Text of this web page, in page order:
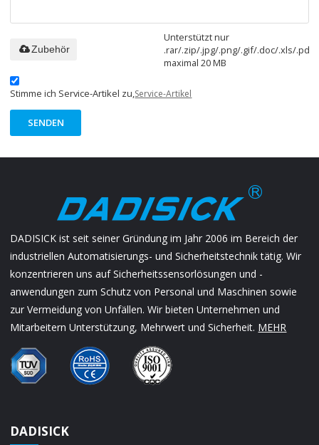
Unterstützt nur
.rar/.zip/.jpg/.png/.gif/.doc/.xls/.pdf,
maximal 20 MB
Zubehör
Stimme ich Service-Artikel zu,Service-Artikel
SENDEN
DADISICK ist seit seiner Gründung im Jahr 2006 im Bereich der
industriellen Automatisierungs- und Sicherheitstechnik tätig. Wir
konzentrieren uns auf Sicherheitssensorlösungen und -
anwendungen zum Schutz von Personal und Maschinen sowie
zur Vermeidung von Unfällen. Wir bieten Unternehmen und
Mitarbeitern Unterstützung, Mehrwert und Sicherheit. MEHR
DADISICK